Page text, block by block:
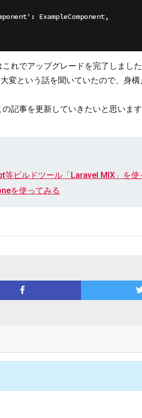
れでアップグレードを完了しまし
変という話を聞いていたので、身
記事を更新していきたいと思います
等ビルドツール「Laravel MIX」を使
を使ってみる